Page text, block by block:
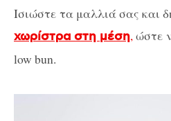
Ισιώστε τα μαλλιά σας και
χωρίστρα στη μέση,ώστε
low bun.